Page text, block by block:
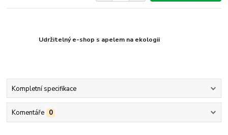
Udržitelný e-shop s apelem na ekologii
Kompletní specifikace
Komentáře 0